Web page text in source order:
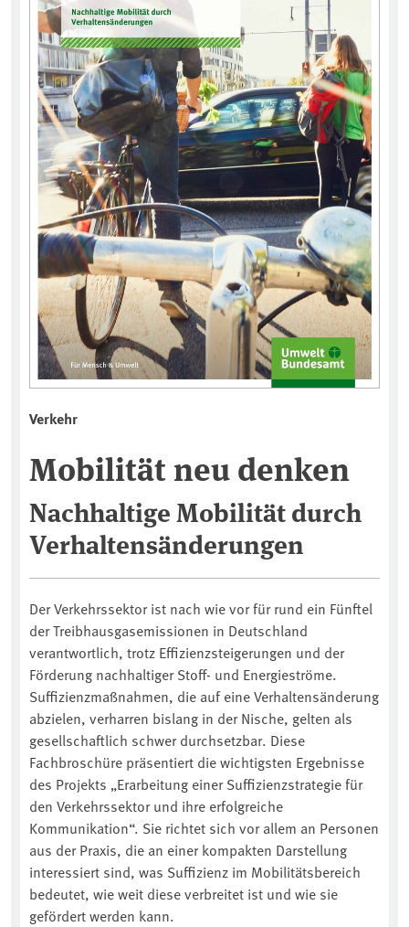
Verkehr
Mobilität neu denken
Nachhaltige Mobilität durch
Verhaltensänderungen
Der Verkehrssektor ist nach wie vor für rund ein Fünftel
der Treibhausgasemissionen in Deutschland
verantwortlich, trotz Effizienzsteige­rungen und der
Förderung nachhaltiger Stoff- und Energieströme.
Suffizienzmaßnahmen, die auf eine Verhaltensänderung
abzielen, verharren bislang in der Nische, gelten als
gesellschaftlich schwer durchsetzbar. Diese
Fachbroschüre präsentiert die wichtigsten Ergebnisse
des Projekts „Erarbeitung einer Suffizienzstrategie für
den Verkehrssektor und ihre erfolgreiche
Kommunikation“. Sie richtet sich vor allem an Personen
aus der Praxis, die an einer kompakten Darstellung
interessiert sind, was Suffizienz im Mobilitätsbereich
bedeutet, wie weit diese verbreitet ist und wie sie
gefördert werden kann.